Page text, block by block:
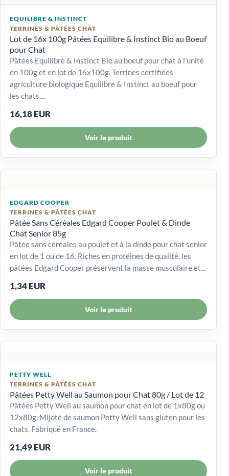
EQUILIBRE & INSTINCT
TERRINES & PÂTÉES CHAT
Lot de 16x 100g Pâtées Equilibre & Instinct Bio au Boeuf
pour Chat
Pâtées Equilibre & Instinct Bio au boeuf pour chat à l'unité
en 100g et en lot de 16x100g. Terrines certifiées
agriculture biologique Equilibre & Instinct au boeuf pour
les chats....
16,18 EUR
Voir le produit
EDGARD COOPER
TERRINES & PÂTÉES CHAT
Pâtée Sans Céréales Edgard Cooper Poulet & Dinde
Chat Senior 85g
Pâtée sans céréales au poulet et à la dinde pour chat senior
en lot de 1 ou de 16. Riches en protéines de qualité, les
pâtées Edgard Cooper préservent la masse musculaire et...
1,34 EUR
Voir le produit
PETTY WELL
TERRINES & PÂTÉES CHAT
Pâtées Petty Well au Saumon pour Chat 80g / Lot de 12
Pâtées Petty Well au saumon pour chat en lot de 1x80g ou
12x80g. Mijoté de saumon Petty Well sans gluten pour les
chats. Fabriqué en France.
21,49 EUR
Voir le produit